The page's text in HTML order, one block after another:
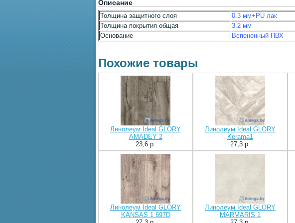
Описание
Толщина защитного слоя 0.3 мм+PU лак
Толщина покрытия общая
3.2 мм
Основание
Вспененный ПВХ
Похожие товары
Линолеум Ideal GLORY
AMADEY 2
23,6 p.
Линолеум Ideal GLORY
Kerama1
27,3 p.
Линолеум Ideal GLORY
KANSAS 1 697D
Линолеум Ideal GLORY
MARMARIS 1